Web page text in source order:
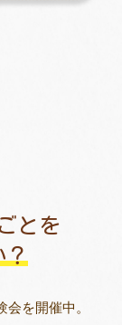
とを
会を開催中。